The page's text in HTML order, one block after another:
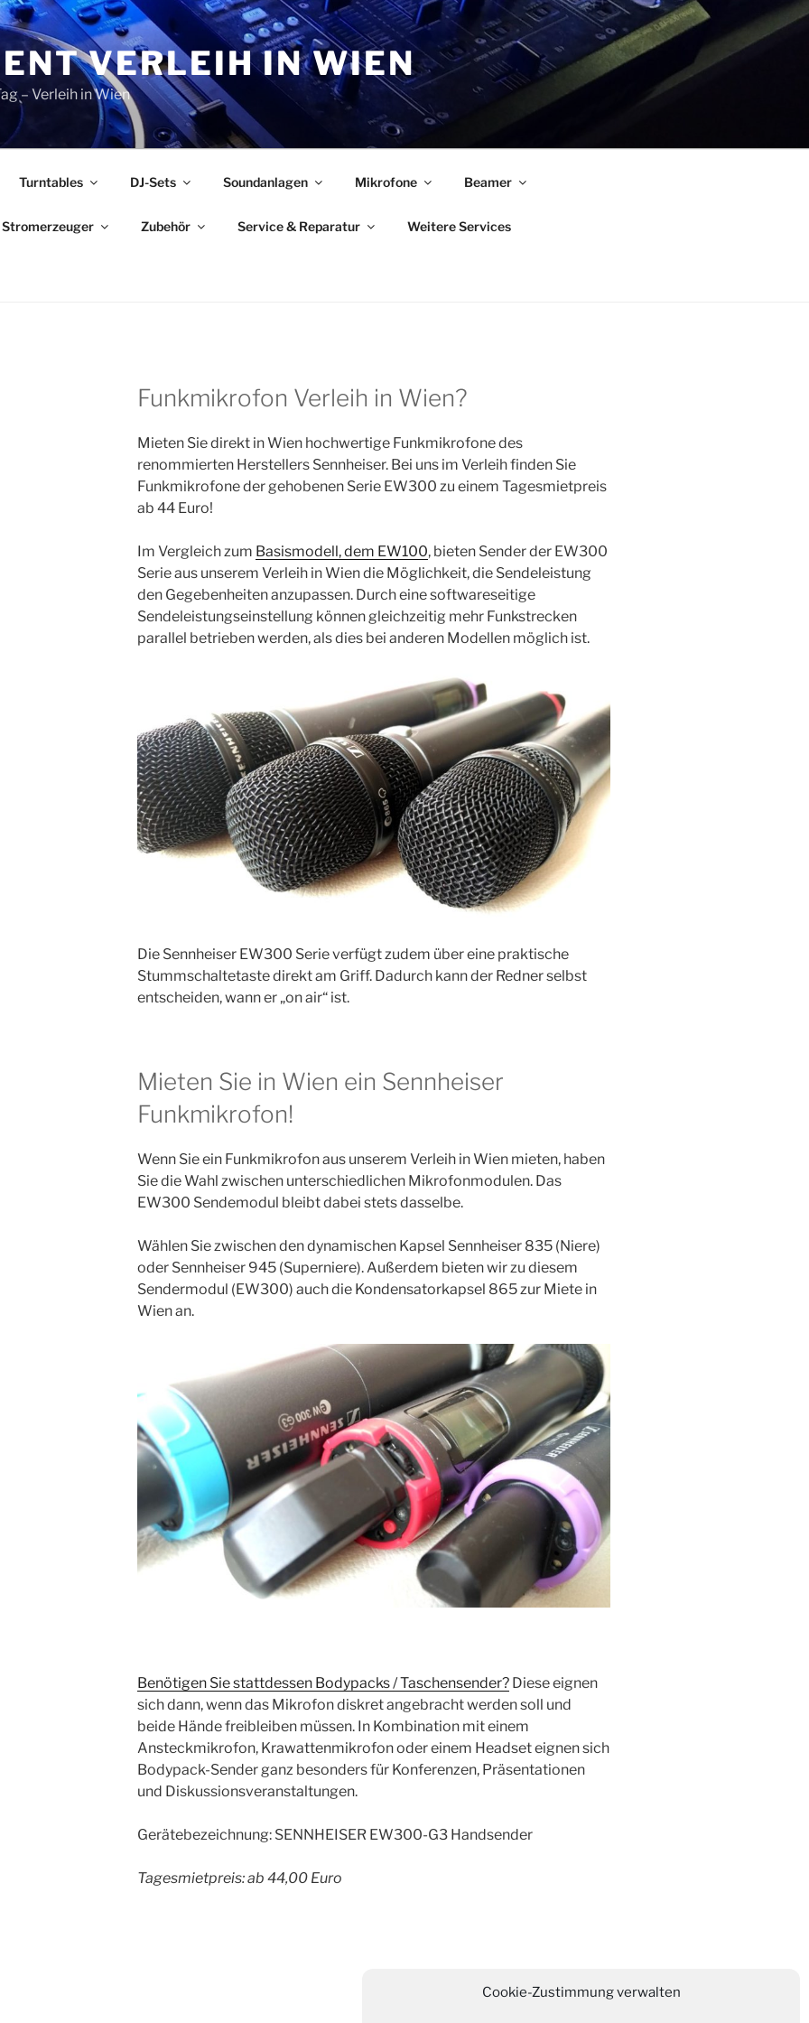
Cookie-Zustimmung verwalten
VERLEIH IN WIEN
– Verleih in Wien
Turntables DJ-Sets Soundanlagen Mikrofone Beamer
Zubehör Service & Reparatur Weitere Services
Funkmikrofon Verleih in Wien?
Mieten Sie direkt in Wien hochwertige Funkmikrofone des
renommierten Herstellers Sennheiser. Bei uns im Verleih finden Sie
Funkmikrofone der gehobenen Serie EW300 zu einem Tagesmietpreis
ab 44 Euro!
Im Vergleich zum Basismodell, dem EW100, bieten Sender der EW300
Serie aus unserem Verleih in Wien die Möglichkeit, die Sendeleistung
den Gegebenheiten anzupassen. Durch eine softwareseitige
Sendeleistungseinstellung können gleichzeitig mehr Funkstrecken
parallel betrieben werden, als dies bei anderen Modellen möglich ist.
Die Sennheiser EW300 Serie verfügt zudem über eine praktische
Stummschaltetaste direkt am Griff. Dadurch kann der Redner selbst
entscheiden, wann er „on air“ ist.
Mieten Sie in Wien ein Sennheiser
Funkmikrofon!
Wenn Sie ein Funkmikrofon aus unserem Verleih in Wien mieten, haben
Sie die Wahl zwischen unterschiedlichen Mikrofonmodulen. Das
EW300 Sendemodul bleibt dabei stets dasselbe.
Wählen Sie zwischen den dynamischen Kapsel Sennheiser 835 (Niere)
oder Sennheiser 945 (Superniere). Außerdem bieten wir zu diesem
Sendermodul (EW300) auch die Kondensatorkapsel 865 zur Miete in
Wien an.
Benötigen Sie stattdessen Bodypacks / Taschensender?Diese eignen
sich dann, wenn das Mikrofon diskret angebracht werden soll und
beide Hände freibleiben müssen. In Kombination mit einem
Ansteckmikrofon, Krawattenmikrofon oder einem Headset eignen sich
Bodypack-Sender ganz besonders für Konferenzen, Präsentationen
und Diskussionsveranstaltungen.
Gerätebezeichnung: SENNHEISER EW300-G3 Handsender
Tagesmietpreis: ab 44,00 Euro